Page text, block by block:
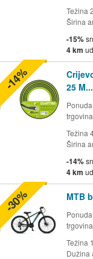
Težina
Širina
-15%
4 km
25 M...
Težina
Širina
-14%
4 km
-14%
MTB
Težina
Dužina
-30%